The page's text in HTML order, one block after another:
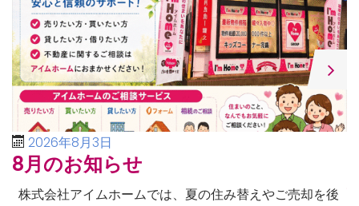
2026年8月3日
8月のお知らせ
株式会社アイムホームでは、夏の住み替えやご売却を後